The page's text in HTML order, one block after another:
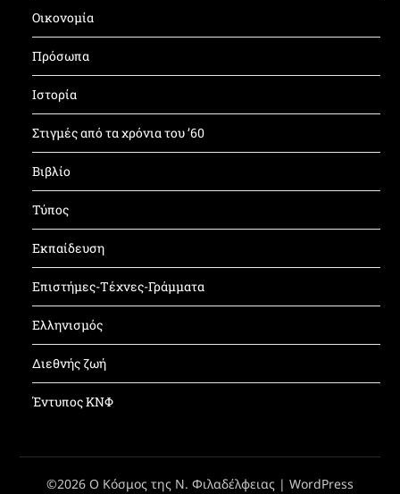
Οικονομία
Πρόσωπα
Ιστορία
Στιγμές από τα χρόνια του ’60
Βιβλίο
Τύπος
Εκπαίδευση
Επιστήμες-Τέχνες-Γράμματα
Ελληνισμός
Διεθνής ζωή
Έντυπος ΚΝΦ
©2026 Ο Κόσμος της Ν. Φιλαδέλφειας | WordPress